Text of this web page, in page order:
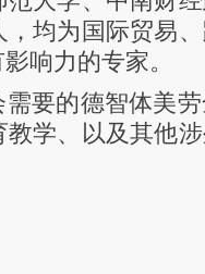
均为国际贸易
响力的专家。
要的德智体美
学、以及其他